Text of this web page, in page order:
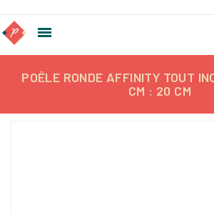

POÊLE RONDE AFFINITY TOUT
CM : 20 CM